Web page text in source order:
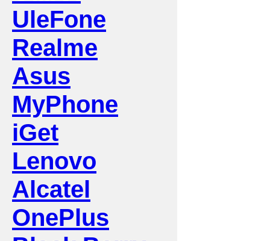
UleFone
Realme
Asus
MyPhone
iGet
Lenovo
Alcatel
OnePlus